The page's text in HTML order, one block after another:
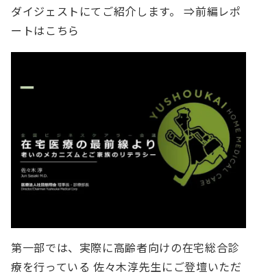
ダイジェストにてご紹介します。 ⇒前編レポ
ートはこちら
第一部では、実際に高齢者向けの在宅総合診
療を行っている 佐々木淳先生にご登壇いただ